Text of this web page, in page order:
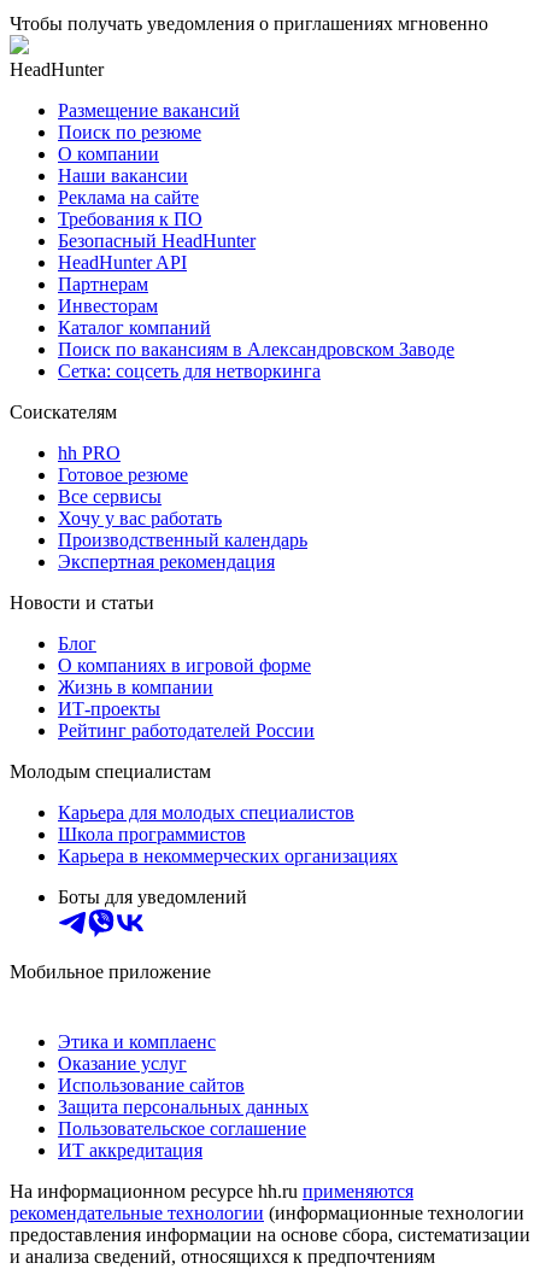
Чтобы получать уведомления о приглашениях мгновенно
HeadHunter
Размещение вакансий
Поиск по резюме
О компании
Наши вакансии
Реклама на сайте
Требования к ПО
Безопасный HeadHunter
HeadHunter API
Партнерам
Инвесторам
Каталог компаний
Поиск по вакансиям в Александровском Заводе
Сетка: соцсеть для нетворкинга
Соискателям
hh PRO
Готовое резюме
Все сервисы
Хочу у вас работать
Производственный календарь
Экспертная рекомендация
Новости и статьи
Блог
О компаниях в игровой форме
Жизнь в компании
ИТ-проекты
Рейтинг работодателей России
Молодым специалистам
Карьера для молодых специалистов
Школа программистов
Карьера в некоммерческих организациях
Боты для уведомлений
Мобильное приложение
Этика и комплаенс
Оказание услуг
Использование сайтов
Защита персональных данных
Пользовательское соглашение
ИТ аккредитация
На информационном ресурсе hh.ru применяются
рекомендательные технологии (информационные технологии
предоставления информации на основе сбора, систематизации
и анализа сведений, относящихся к предпочтениям